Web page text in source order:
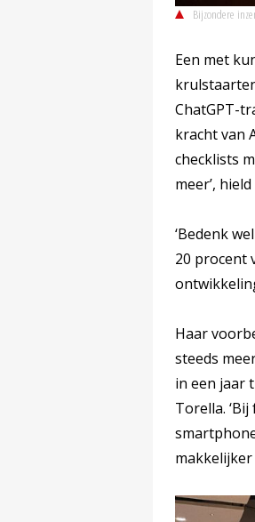
Bijzondere
Een met
ChatGPT-
kracht van
checklists
meer’,
‘Bedenk
20 procent
Haar
steeds
in een jaar
Torella.
makkelijker